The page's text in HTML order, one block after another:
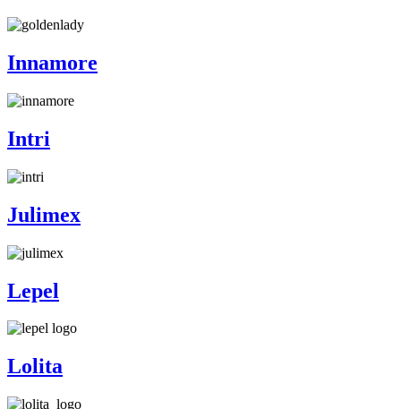
Innamore
Intri
Julimex
Lepel
Lolita